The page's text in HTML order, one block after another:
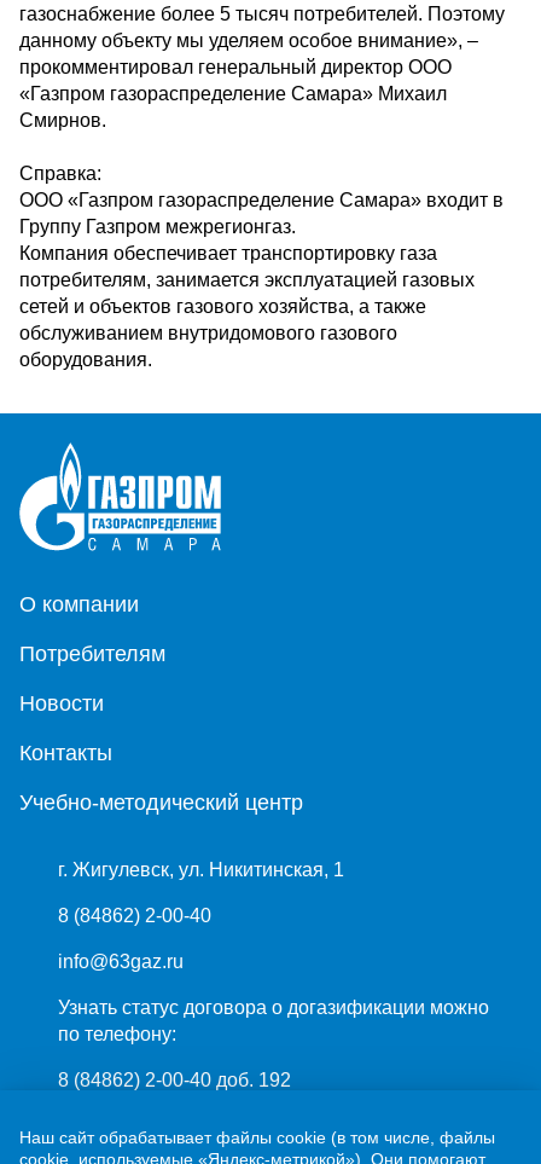
газоснабжение более 5 тысяч потребителей. Поэтому
данному объекту мы уделяем особое внимание», –
прокомментировал генеральный директор ООО
«Газпром газораспределение Самара» Михаил
Смирнов.
Справка:
ООО «Газпром газораспределение Самара» входит в
Группу Газпром межрегионгаз.
Компания обеспечивает транспортировку газа
потребителям, занимается эксплуатацией газовых
сетей и объектов газового хозяйства, а также
обслуживанием внутридомового газового
оборудования.
О компании
Потребителям
Новости
Контакты
Учебно-методический центр
г. Жигулевск, ул. Никитинская, 1
8 (84862) 2-00-40
info@63gaz.ru
Узнать статус договора о догазификации можно
по телефону:
8 (84862) 2-00-40 доб. 192
Наш сайт обрабатывает файлы cookie (в том числе, файлы
cookie, используемые «Яндекс-метрикой»). Они помогают